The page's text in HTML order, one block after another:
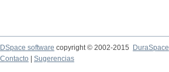
DSpace software copyright © 2002-2015
DuraSpace
Contacto
Sugerencias